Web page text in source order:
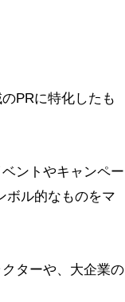
PRに特化したも
ントやキャンペー
ボル的なものをマ
ターや、大企業の